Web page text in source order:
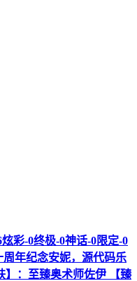
彩-0终极-0神话-0限定-0
年纪念安妮，源代码乐
】：至臻奥术师佐伊 【臻